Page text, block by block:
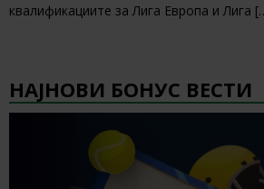
квалификациите за Лига Европа и Лига
НАЈНОВИ БОНУС ВЕСТИ